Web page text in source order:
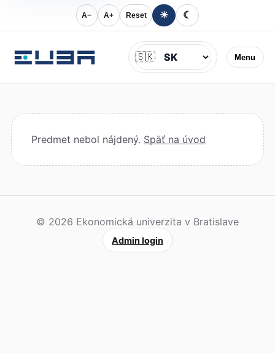
A− A+ Reset ☀ ☾
Menu
Jazyk
🇸🇰
Predmet nebol nájdený. Späť na úvod
© 2026 Ekonomická univerzita v Bratislave
Admin login